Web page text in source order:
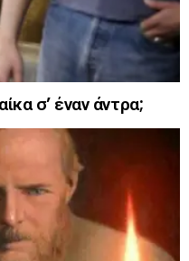
σ’ έναν άντρα;